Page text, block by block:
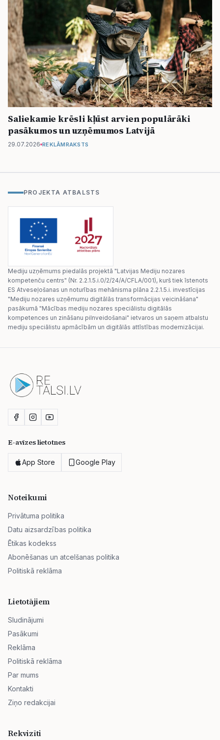
Saliekamie krēsli kļūst arvien populārāki
pasākumos un uzņēmumos Latvijā
29.07.2026 REKLĀMRAKSTS
PROJEKTA ATBALSTS
Mediju uzņēmums piedalās projektā "Latvijas Mediju nozares
kompetenču centrs" (Nr. 2.2.1.5.i.0/2/24/A/CFLA/001), kurš tiek īstenots
ES Atveseļošanas un noturības mehānisma plāna 2.2.1.5.i. investīcijas
"Mediju nozares uzņēmumu digitālās transformācijas veicināšana"
pasākumā "Mācības mediju nozares speciālistu digitālās
kompetences un zināšanu pilnveidošanai" ietvaros un saņem atbalstu
mediju speciālistu apmācībām un digitālās attīstības modernizācijai.
E-avīzes lietotnes
App Store Google Play
Noteikumi
Privātuma politika
Datu aizsardzības politika
Ētikas kodekss
Abonēšanas un atcelšanas politika
Politiskā reklāma
Lietotājiem
Sludinājumi
Pasākumi
Reklāma
Politiskā reklāma
Par mums
Kontakti
Ziņo redakcijai
Rekvizīti